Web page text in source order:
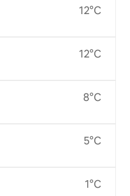
12°C
12°C
8°C
5°C
1°C